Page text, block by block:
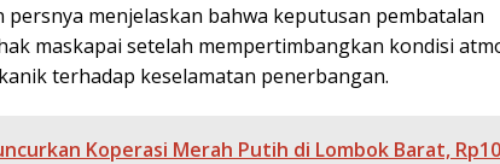
persnya menjelaskan bahwa keputusan pembatalan
maskapai setelah mempertimbangkan kondisi
terhadap keselamatan penerbangan.
Koperasi Merah Putih di Lombok Barat,